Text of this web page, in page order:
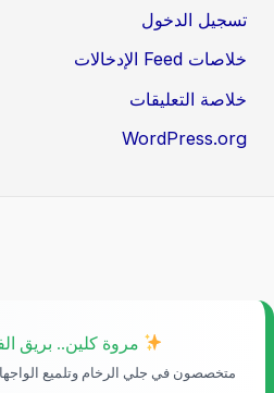
تسجيل الدخول
خلاصات Feed الإدخالات
خلاصة التعليقات
WordPress.org
مروة كلين.. بريق
متخصصون في جلي الرخام وتلميع